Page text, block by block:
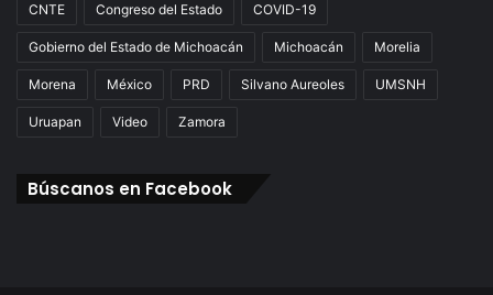
CNTE Congreso del Estado COVID-19
Gobierno del Estado de Michoacán Michoacán Morelia
Morena México PRD Silvano Aureoles UMSNH
Uruapan Video Zamora
Búscanos en Facebook